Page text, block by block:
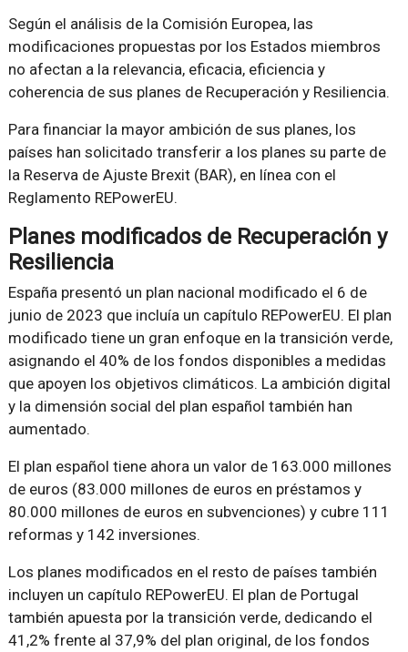
Según el análisis de la Comisión Europea, las
modificaciones propuestas por los Estados miembros
no afectan a la relevancia, eficacia, eficiencia y
coherencia de sus planes de Recuperación y Resiliencia.
Para financiar la mayor ambición de sus planes, los
países han solicitado transferir a los planes su parte de
la Reserva de Ajuste Brexit (BAR), en línea con el
Reglamento REPowerEU.
Planes modificados de Recuperación y
Resiliencia
España presentó un plan nacional modificado el 6 de
junio de 2023 que incluía un capítulo REPowerEU. El plan
modificado tiene un gran enfoque en la transición verde,
asignando el 40% de los fondos disponibles a medidas
que apoyen los objetivos climáticos. La ambición digital
y la dimensión social del plan español también han
aumentado.
El plan español tiene ahora un valor de 163.000 millones
de euros (83.000 millones de euros en préstamos y
80.000 millones de euros en subvenciones) y cubre 111
reformas y 142 inversiones.
Los planes modificados en el resto de países también
incluyen un capítulo REPowerEU. El plan de Portugal
también apuesta por la transición verde, dedicando el
41,2% frente al 37,9% del plan original, de los fondos